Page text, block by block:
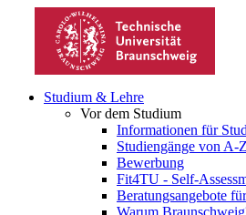
Studium & Lehre
Vor dem Studium
Informationen für
Studiengänge von A-Z
Bewerbung
Fit4TU - Self-
Beratungsangebote
Warum